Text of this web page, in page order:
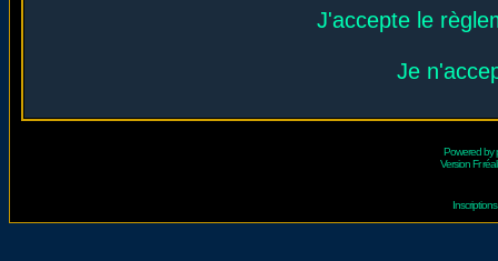
J'accepte le
Je
Powered by
Version Fr